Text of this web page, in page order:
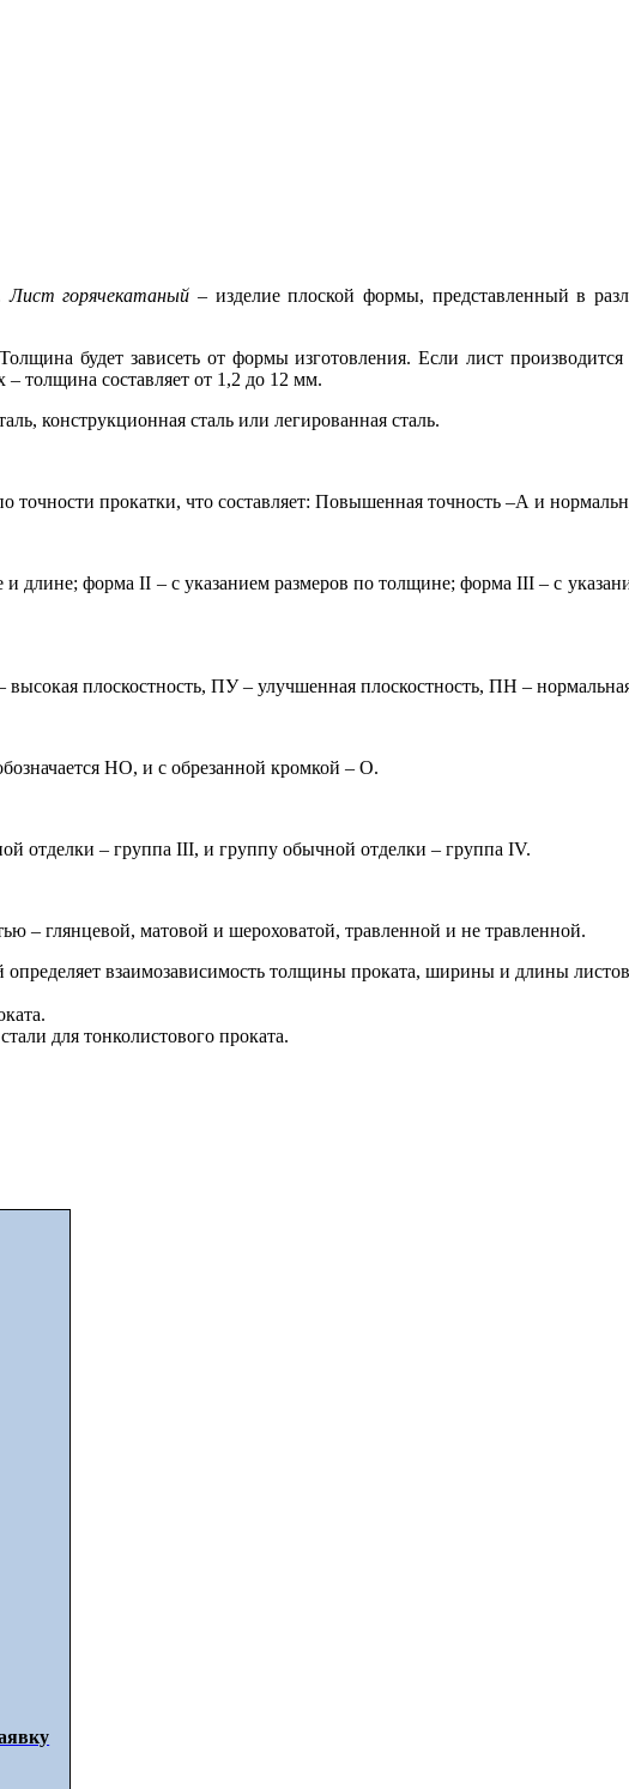
Лист горячекатаный – изделие плоской формы, представленный в
будет зависеть от формы изготовления. Если лист
– толщина составляет от 1,2 до 12 мм.
конструкционная сталь или легированная сталь.
точности прокатки, что составляет: Повышенная точность –А и
длине; форма II – с указанием размеров по толщине; форма III – с
плоскостность, ПУ – улучшенная плоскостность, ПН –
НО, и с обрезанной кромкой – О.
отделки – группа III, и группу обычной отделки – группа IV.
– глянцевой, матовой и шероховатой, травленной и не травленной.
определяет взаимозависимость толщины проката, ширины и длины
для тонколистового проката.